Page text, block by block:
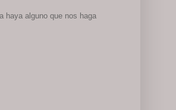
haya alguno que nos haga